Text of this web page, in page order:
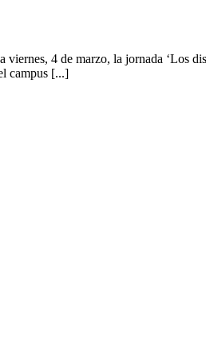
4 de marzo, la jornada ‘Los
campus [...]